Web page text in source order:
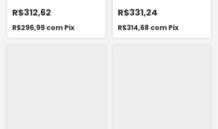
1.4 1.6 16V CITROEN C3 1.6
2002...
R$312,62
R$296,99 com Pix
ZX 91 A 97 PEUGEOT 306
1992 A 2001
R$331,24
R$314,68 com Pix